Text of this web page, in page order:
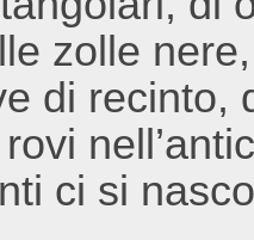
zolle
di recinto,
ci si